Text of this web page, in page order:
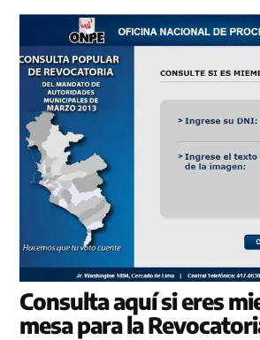
Consulta aquí si eres
mesa para la